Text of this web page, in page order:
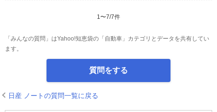
1 〜7/7件
「みんなの質問」はYahoo!知恵袋の「自動車」カテゴリとデータを共有してい
ます。
質問をする
日産 ノートの質問一覧に戻る